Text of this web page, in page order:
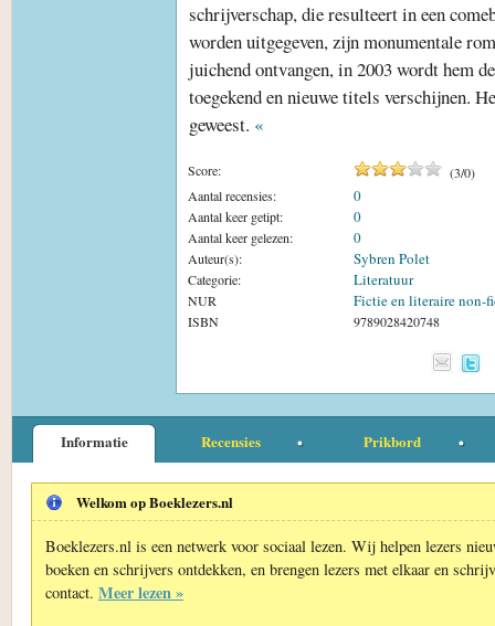
schrijverschap, die resulteert in een
worden uitgegeven, zijn monumentale
juichend ontvangen, in 2003 wordt hem
toegekend en nieuwe titels verschijnen.
geweest. «
Score: (3/0)
Aantal recensies:
0
Aantal keer getipt: 0
Aantal keer gelezen: 0
Auteur(s): Sybren Polet
Categorie: Literatuur
NUR Fictie en literaire non-
ISBN 9789028420748
Informatie Recensies Prikbord
Welkom op Boeklezers.nl
Boeklezers.nl is een netwerk voor sociaal lezen. Wij helpen lezers
boeken en schrijvers ontdekken, en brengen lezers met elkaar en
contact. Meer lezen »